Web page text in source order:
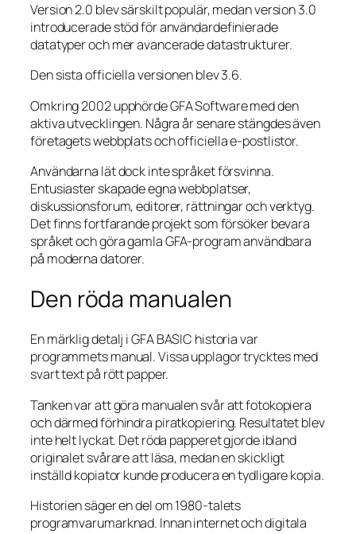
Version 2.0 blev särskilt populär, medan version 3.0
introducerade stöd för användardefinierade
datatyper och mer avancerade datastrukturer.
Den sista officiella versionen blev 3.6.
Omkring 2002 upphörde GFA Software med den
aktiva utvecklingen. Några år senare stängdes även
företagets webbplats och officiella e-postlistor.
Användarna lät dock inte språket försvinna.
Entusiaster skapade egna webbplatser,
diskussionsforum, editorer, rättningar och verktyg.
Det finns fortfarande projekt som försöker bevara
språket och göra gamla GFA-program användbara
på moderna datorer.
Den röda manualen
En märklig detalj i GFA BASIC historia var
programmets manual. Vissa upplagor trycktes med
svart text på rött papper.
Tanken var att göra manualen svår att fotokopiera
och därmed förhindra piratkopiering. Resultatet blev
inte helt lyckat. Det röda papperet gjorde ibland
originalet svårare att läsa, medan en skickligt
inställd kopiator kunde producera en tydligare kopia.
Historien säger en del om 1980-talets
programvarumarknad. Innan internet och digitala